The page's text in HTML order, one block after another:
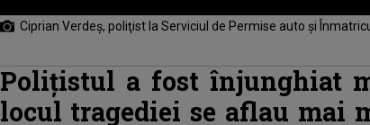
Ciprian Verdeș, poliţist la Serviciul de Permise auto şi
Polițistul a fost înjunghiat
locul tragediei se aflau mai